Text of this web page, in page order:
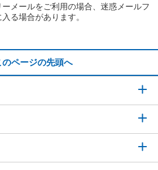
メールをご利用の場合、迷惑メールフ
る場合があります。
のページの先頭へ